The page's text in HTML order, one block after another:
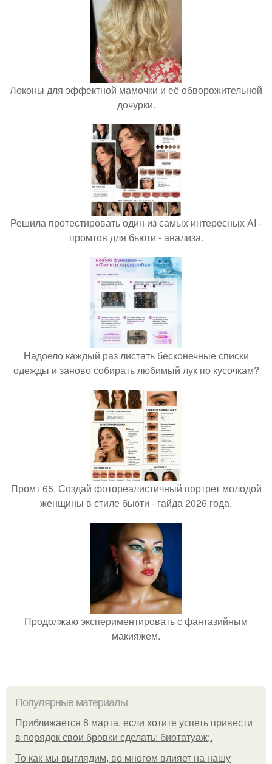
Локоны для эффектной мамочки и её обворожительной
дочурки.
Решила протестировать один из самых интересных AI -
промтов для бьюти - анализа.
Надоело каждый раз листать бесконечные списки
одежды и заново собирать любимый лук по кусочкам?
Промт 65. Создай фотореалистичный портрет молодой
женщины в стиле бьюти - гайда 2026 года.
Продолжаю экспериментировать с фантазийным
макияжем.
Популярные материалы
Приближается 8 марта, если хотите успеть привести
в порядок свои бровки сделать: биотатуаж;.
То как мы выглядим, во многом влияет на нашу